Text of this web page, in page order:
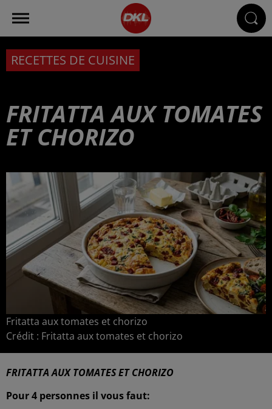
RECETTES DE CUISINE
FRITATTA AUX TOMATES
ET CHORIZO
Fritatta aux tomates et chorizo
Crédit : Fritatta aux tomates et chorizo
FRITATTA AUX TOMATES ET CHORIZO
Pour 4 personnes il vous faut: